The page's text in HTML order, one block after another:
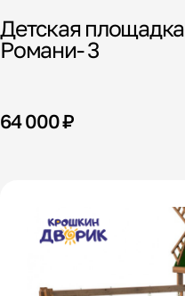
Детская площадка
Романи- 3
64 000 ₽